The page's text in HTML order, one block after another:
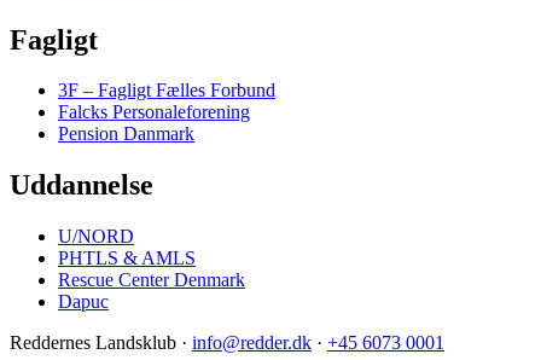
Fagligt
3F – Fagligt Fælles Forbund
Falcks Personaleforening
Pension Danmark
Uddannelse
U/NORD
PHTLS & AMLS
Rescue Center Denmark
Dapuc
Reddernes Landsklub · info@redder.dk · +45 6073 0001